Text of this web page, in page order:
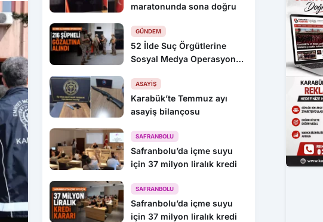
maratonunda sona doğru
GÜNDEM
52 İlde Suç Örgütlerine
Sosyal Medya Operasyonu:
ASAYIŞ
Karabük’te Temmuz ayı
asayiş bilançosu
SAFRANBOLU
Safranbolu’da içme suyu
için 37 milyon liralık kredi
SAFRANBOLU
Safranbolu’da içme suyu
için 37 milyon liralık kredi